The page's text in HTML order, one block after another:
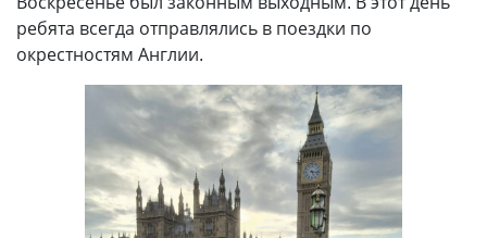
ребята всегда отправлялись в поездки по
окрестностям Англии.